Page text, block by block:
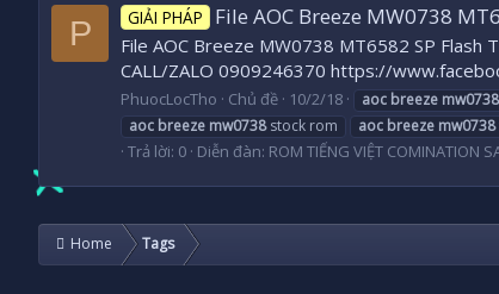
P GIẢI PHÁP File AOC Breeze MW0738
File AOC Breeze MW0738 MT6582 SP Flash
CALL/ZALO 0909246370 https://
PhuocLocTho Chủ đề 10/2/18 aoc breeze mw0738
aoc breeze mw0738stock rom aoc breeze mw0738
Trả lời: 0 Diễn đàn: ROM TIẾNG VIỆT COMINATION
Home Tags